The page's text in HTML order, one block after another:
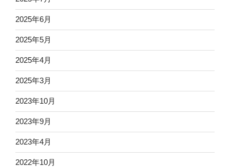
2025年6月
2025年5月
2025年4月
2025年3月
2023年10月
2023年9月
2023年4月
2022年10月